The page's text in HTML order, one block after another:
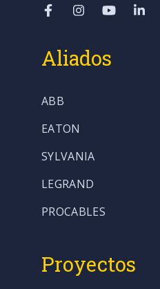
Aliados
ABB
EATON
SYLVANIA
LEGRAND
PROCABLES
Proyectos